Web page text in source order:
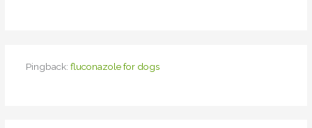
Pingback: fluconazole for dogs